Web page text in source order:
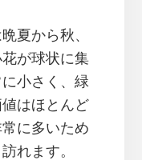
夏から秋、
が球状に集
小さく、緑
はほとんど
に多いため
れます。